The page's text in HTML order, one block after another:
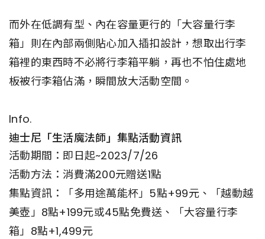
而外在低調有型、內在容量更行的「大容量行李
箱」則在內部兩側貼心加入插扣設計，想取出行李
箱裡的東西時不必將行李箱平躺，再也不怕住處地
板被行李箱佔滿，瞬間放大活動空間。
Info.
迪士尼「生活魔法師」集點活動資訊
活動期間：即日起~2023/7/26
活動方法：消費滿200元贈送1點
集點資訊：「多用途萬能杯」5點+99元、「越動越
美壺」8點+199元或45點免費送、「大容量行李
箱」8點+1,499元